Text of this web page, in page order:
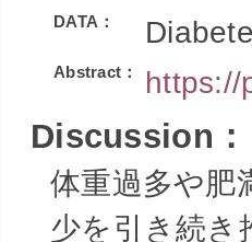
DATA：
Abstract： https://
Discussion：
体重過多や肥
少を引き続き